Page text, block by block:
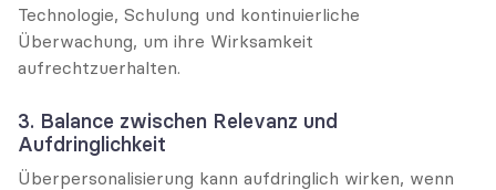
Technologie, Schulung und kontinuierliche
Überwachung, um ihre Wirksamkeit
aufrechtzuerhalten.
3. Balance zwischen Relevanz und
Aufdringlichkeit
Überpersonalisierung kann aufdringlich wirken, wenn